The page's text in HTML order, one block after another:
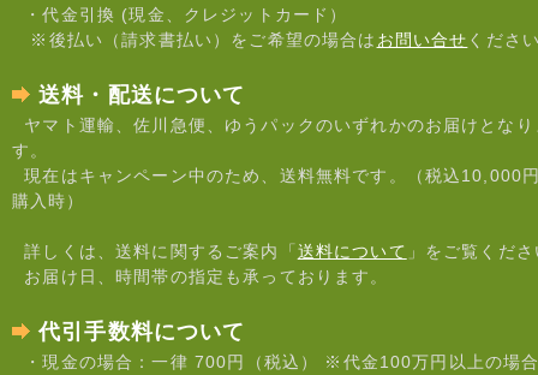
・代金引換 (現金、クレジットカード）
※後払い（請求書払い）をご希望の場合は お問い合せ くださ
送料・配送について
ヤマト運輸、佐川急便、ゆうパックのいずれかのお届けとなり
す。
現在はキャンペーン中のため、送料無料です。（税込10,000
購入時）
詳しくは、送料に関するご案内「送料について 」をご覧くだ
お届け日、時間帯の指定も承っております。
代引手数料について
・現金の場合：一律 700円（税込） ※代金100万円以上の場